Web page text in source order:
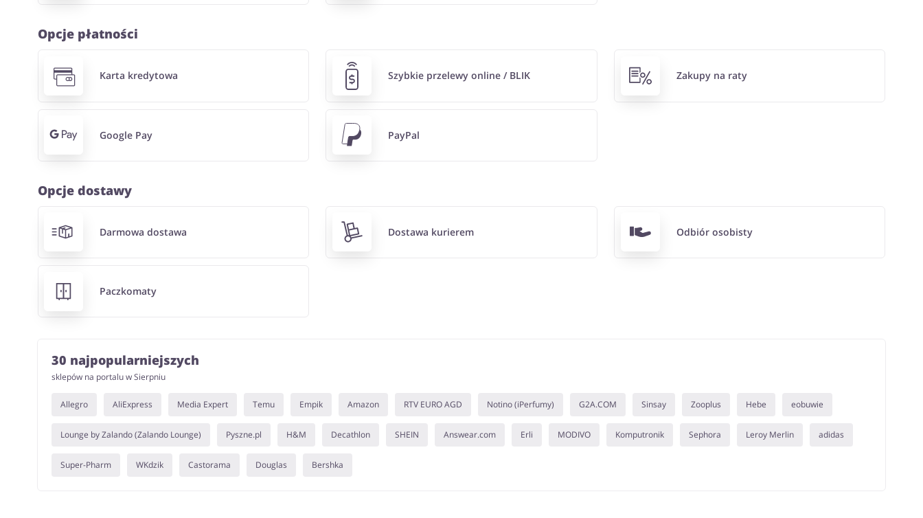
Opcje płatności
Karta kredytowa Szybkie przelewy online / BLIK Zakupy na raty
Google Pay PayPal
Opcje dostawy
Darmowa dostawa Dostawa kurierem Odbiór osobisty
Paczkomaty
30 najpopularniejszych
sklepów na portalu w Sierpniu
Allegro AliExpress Media Expert Temu Empik Amazon RTV EURO AGD Notino (iPerfumy) G2A.COM Sinsay Zooplus Hebe eobuwie
Lounge by Zalando (Zalando Lounge) Pyszne.pl H&M Decathlon SHEIN Answear.com Erli MODIVO Komputronik Sephora Leroy Merlin adidas
Super-Pharm WKdzik Castorama Douglas Bershka